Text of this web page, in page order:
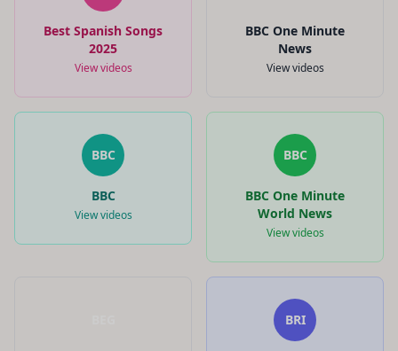
Best Spanish Songs
2025
View videos
BBC One Minute
News
View videos
BBC
BBC
View videos
BBC
BBC One Minute
World News
View videos
BRI